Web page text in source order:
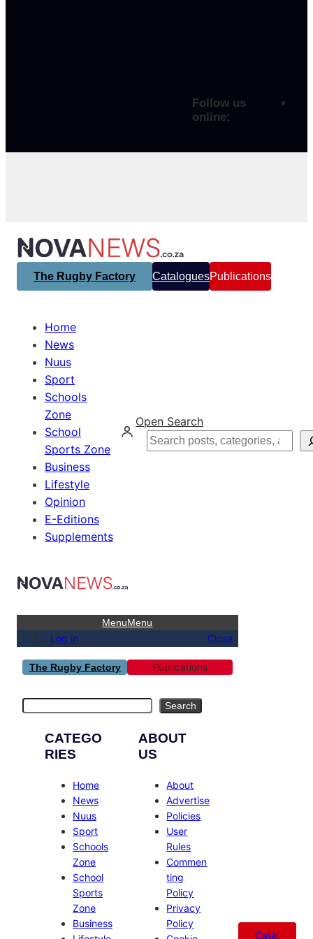
Follow us
online:
The Rugby Factory CataloguesPublications
Home
News
Nuus
Sport
Schools
Zone
School
Sports Zone
Business
Lifestyle
Opinion
E-Editions
Supplements
Open Search
Search
MenuMenu
Log in Close
The Rugby Factory Publications
Search
CATEGO
RIES
Home
News
Nuus
Sport
Schools
Zone
School
Sports
Zone
Business
ABOUT
US
About
Advertise
Policies
User
Rules
Commen
ting
Policy
Privacy
Policy
Catal